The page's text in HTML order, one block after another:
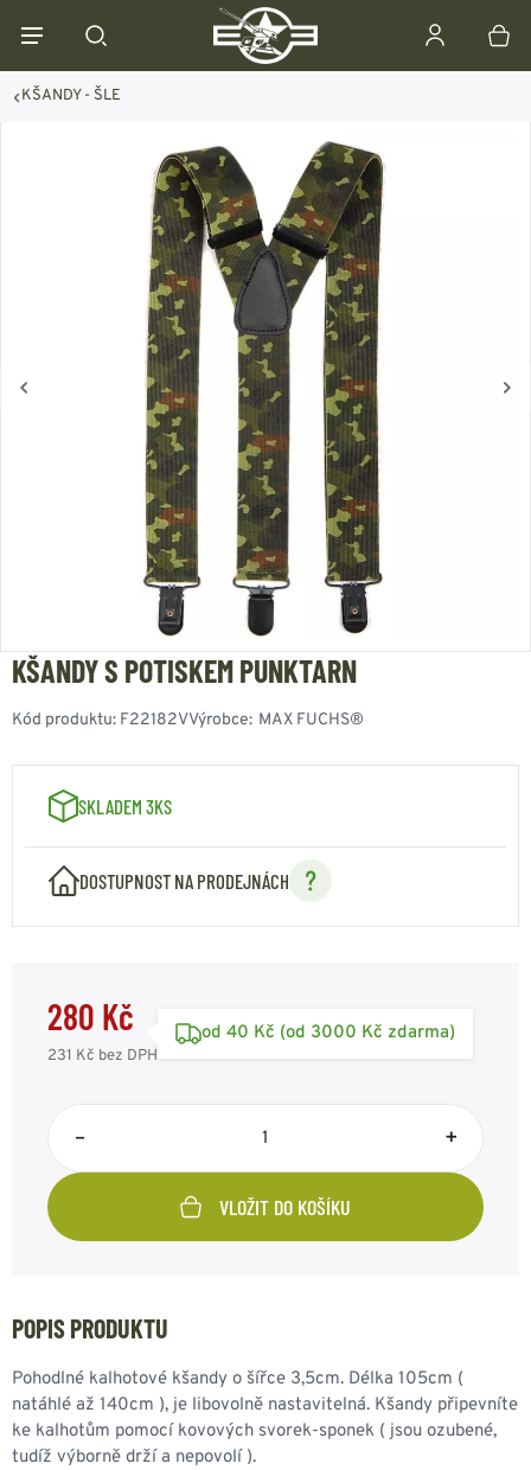
KŠANDY - ŠLE
KŠANDY S POTISKEM PUNKTARN
Kód produktu: F22182VVýrobce: MAX FUCHS®
SKLADEM 3KS
DOSTUPNOST NA PRODEJNÁCH
280 Kč
231 Kč bez DPH
od 40 Kč (od 3000 Kč zdarma)
– +
VLOŽIT DO KOŠÍKU
POPIS PRODUKTU
Pohodlné kalhotové kšandy o šířce 3,5cm. Délka 105cm (
natáhlé až 140cm ), je libovolně nastavitelná. Kšandy připevníte
ke kalhotům pomocí kovových svorek-sponek ( jsou ozubené,
tudíž výborně drží a nepovolí ).